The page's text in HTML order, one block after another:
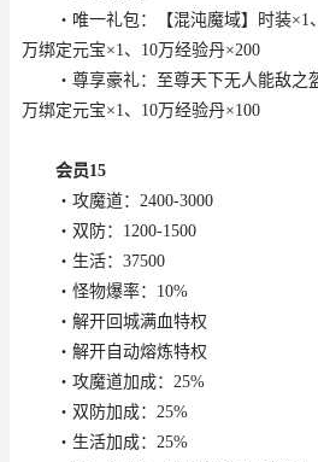
・唯一礼包：【混沌魔域】时装×1
万绑定元宝×1、10万经验丹×200
・尊享豪礼：至尊天下无人能敌之
万绑定元宝×1、10万经验丹×100
会员15
・攻魔道：2400-3000
・双防：1200-1500
・生活：37500
・怪物爆率：10%
・解开回城满血特权
・解开自动熔炼特权
・攻魔道加成：25%
・双防加成：25%
・生活加成：25%